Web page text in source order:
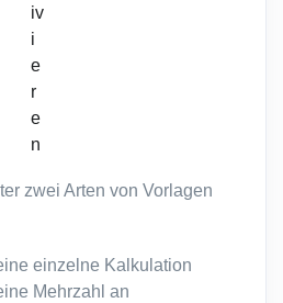
iv
i
e
r
e
n
zwei Arten von Vorlagen
einzelne Kalkulation
Mehrzahl an